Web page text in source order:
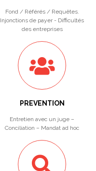
Fond / Référés / Requêtes.
Injonctions de payer - Difficultés
des entreprises
PREVENTION
Entretien avec un juge –
Conciliation – Mandat ad hoc